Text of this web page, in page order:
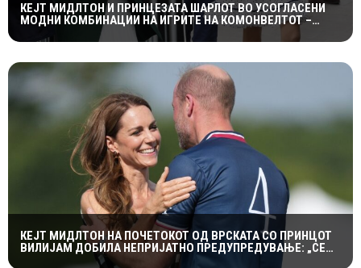
КЕЈТ МИДЛТОН И ПРИНЦЕЗАТА ШАРЛОТ ВО УСОГЛАСЕНИ
МОДНИ КОМБИНАЦИИ НА ИГРИТЕ НА КОМОНВЕЛТОТ –
КРАЛСКОТО СЕМЕЈСТВО ГО ПРИВЛЕЧЕ ЦЕЛОТО ВНИМАНИЕ
КЕЈТ МИДЛТОН НА ПОЧЕТОКОТ ОД ВРСКАТА СО ПРИНЦОТ
ВИЛИЈАМ ДОБИЛА НЕПРИЈАТНО ПРЕДУПРЕДУВАЊЕ: „СЕ
МАЖИШ ВО ПОГРЕШНО СЕМЕЈСТВО“